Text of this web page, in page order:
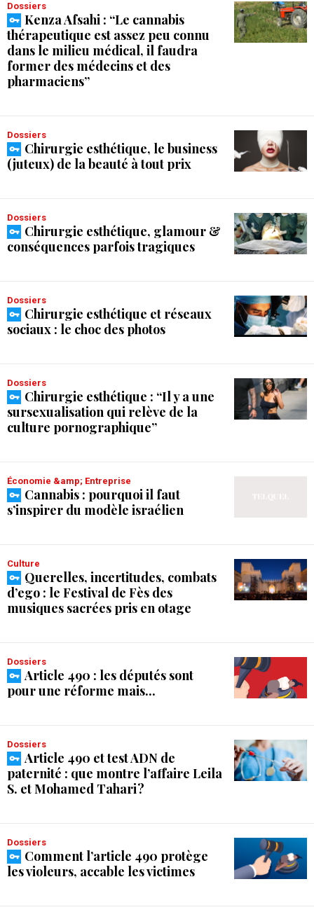
Dossiers
Kenza Afsahi : “Le cannabis
thérapeutique est assez peu connu
dans le milieu médical, il faudra
former des médecins et des
pharmaciens”
Dossiers
Chirurgie esthétique, le business
(juteux) de la beauté à tout prix
Dossiers
Chirurgie esthétique, glamour &
conséquences parfois tragiques
Dossiers
Chirurgie esthétique et réseaux
sociaux : le choc des photos
Dossiers
Chirurgie esthétique : “Il y a une
sursexualisation qui relève de la
culture pornographique”
Économie &amp; Entreprise
Cannabis : pourquoi il faut
s’inspirer du modèle israélien
Culture
Querelles, incertitudes, combats
d’ego : le Festival de Fès des
musiques sacrées pris en otage
Dossiers
Article 490 : les députés sont
pour une réforme mais...
Dossiers
Article 490 et test ADN de
paternité : que montre l’affaire Leila
S. et Mohamed Tahari ?
Dossiers
Comment l’article 490 protège
les violeurs, accable les victimes